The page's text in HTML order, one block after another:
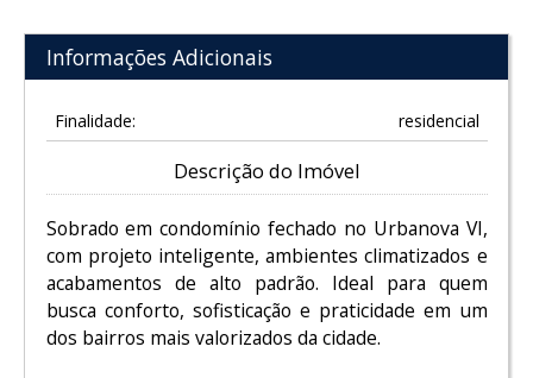
Informações Adicionais
Finalidade: residencial
Descrição do Imóvel
Sobrado em condomínio fechado no Urbanova VI,
com projeto inteligente, ambientes climatizados e
acabamentos de alto padrão. Ideal para quem
busca conforto, sofisticação e praticidade em um
dos bairros mais valorizados da cidade.